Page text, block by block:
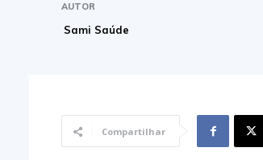
AUTOR
Sami Saúde
Compartilhar